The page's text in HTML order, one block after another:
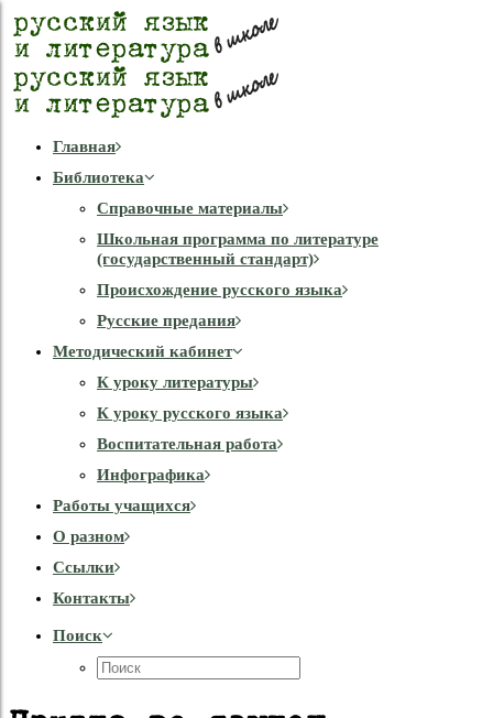
Главная
Библиотека
Справочные материалы
Школьная программа по литературе
(государственный стандарт)
Происхождение русского языка
Русские предания
Методический кабинет
К уроку литературы
К уроку русского языка
Воспитательная работа
Инфографика
Работы учащихся
О разном
Cсылки
Контакты
Поиск